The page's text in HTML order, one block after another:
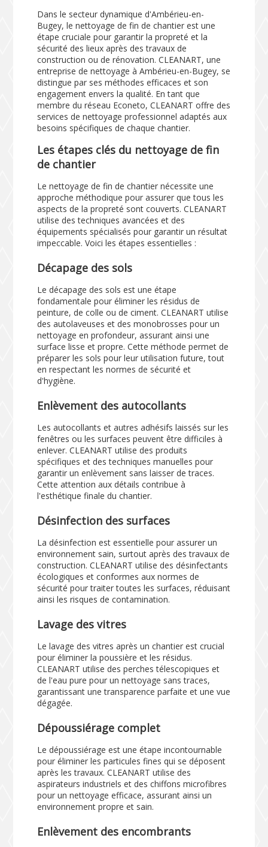
Dans le secteur dynamique d'Ambérieu-en-
Bugey, le nettoyage de fin de chantier est une
étape cruciale pour garantir la propreté et la
sécurité des lieux après des travaux de
construction ou de rénovation. CLEANART, une
entreprise de nettoyage à Ambérieu-en-Bugey, se
distingue par ses méthodes efficaces et son
engagement envers la qualité. En tant que
membre du réseau Econeto, CLEANART offre des
services de nettoyage professionnel adaptés aux
besoins spécifiques de chaque chantier.
Les étapes clés du nettoyage de fin
de chantier
Le nettoyage de fin de chantier nécessite une
approche méthodique pour assurer que tous les
aspects de la propreté sont couverts. CLEANART
utilise des techniques avancées et des
équipements spécialisés pour garantir un résultat
impeccable. Voici les étapes essentielles :
Décapage des sols
Le décapage des sols est une étape
fondamentale pour éliminer les résidus de
peinture, de colle ou de ciment. CLEANART utilise
des autolaveuses et des monobrosses pour un
nettoyage en profondeur, assurant ainsi une
surface lisse et propre. Cette méthode permet de
préparer les sols pour leur utilisation future, tout
en respectant les normes de sécurité et
d'hygiène.
Enlèvement des autocollants
Les autocollants et autres adhésifs laissés sur les
fenêtres ou les surfaces peuvent être difficiles à
enlever. CLEANART utilise des produits
spécifiques et des techniques manuelles pour
garantir un enlèvement sans laisser de traces.
Cette attention aux détails contribue à
l'esthétique finale du chantier.
Désinfection des surfaces
La désinfection est essentielle pour assurer un
environnement sain, surtout après des travaux de
construction. CLEANART utilise des désinfectants
écologiques et conformes aux normes de
sécurité pour traiter toutes les surfaces, réduisant
ainsi les risques de contamination.
Lavage des vitres
Le lavage des vitres après un chantier est crucial
pour éliminer la poussière et les résidus.
CLEANART utilise des perches télescopiques et
de l'eau pure pour un nettoyage sans traces,
garantissant une transparence parfaite et une vue
dégagée.
Dépoussiérage complet
Le dépoussiérage est une étape incontournable
pour éliminer les particules fines qui se déposent
après les travaux. CLEANART utilise des
aspirateurs industriels et des chiffons microfibres
pour un nettoyage efficace, assurant ainsi un
environnement propre et sain.
Enlèvement des encombrants